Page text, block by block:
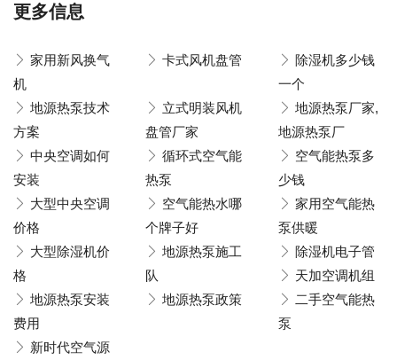
更多信息
家用新风换气
机
卡式风机盘管
除湿机多少钱
一个
地源热泵技术
方案
立式明装风机
盘管厂家
地源热泵厂家,
地源热泵厂
中央空调如何
安装
循环式空气能
热泵
空气能热泵多
少钱
大型中央空调
价格
空气能热水哪
个牌子好
家用空气能热
泵供暖
大型除湿机价
格
地源热泵施工
队
除湿机电子管
天加空调机组
地源热泵安装
费用
地源热泵政策
二手空气能热
泵
新时代空气源